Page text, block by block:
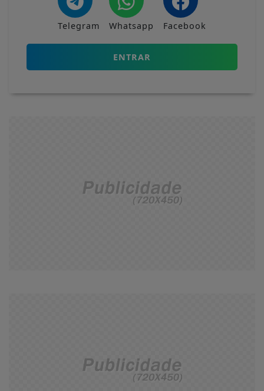
Telegram Whatsapp Facebook
ENTRAR